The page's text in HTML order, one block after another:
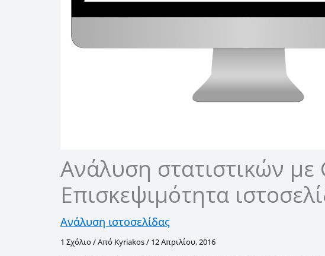
Ανάλυση στατιστικών
Επισκεψιμότητα
Ανάλυση ιστοσελίδας
1 Σχόλιο/ Από Kyriakos/ 12 Απριλίου, 2016